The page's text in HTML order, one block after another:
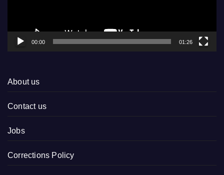
00:00 01:26
About us
Contact us
Jobs
Corrections Policy